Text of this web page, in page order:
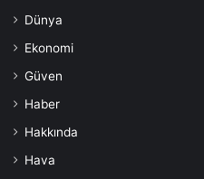
Dünya
Ekonomi
Güven
Haber
Hakkında
Hava